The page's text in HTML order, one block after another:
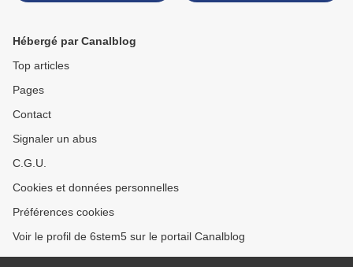
Hébergé par Canalblog
Top articles
Pages
Contact
Signaler un abus
C.G.U.
Cookies et données personnelles
Préférences cookies
Voir le profil de 6stem5 sur le portail Canalblog